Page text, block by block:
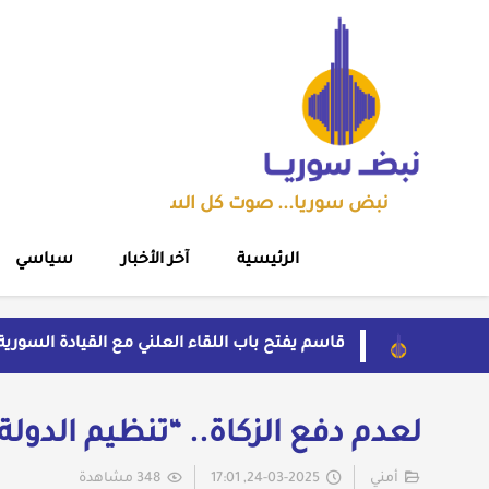
نبض سوريا... صوت كل السوريين
الرئيسية آخر الأخبار سياسي
قاسم يفتح باب اللقاء العلني مع القيادة
بسبب موجة الحر والجفاف... فرنسا توقف تشغيل 3 مفاعلات
من الاستيلاء على الأراضي إلى اعتقال
إلى متى يبقى أطفال سوريا رهائن للخطف
لعدم دفع الزكاة.. “تنظيم
أمني